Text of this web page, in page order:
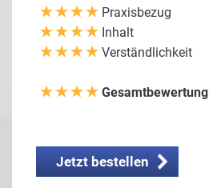
Praxisbezug
Inhalt
Verständlichkeit
Gesamtbewertung
Jetzt bestellen